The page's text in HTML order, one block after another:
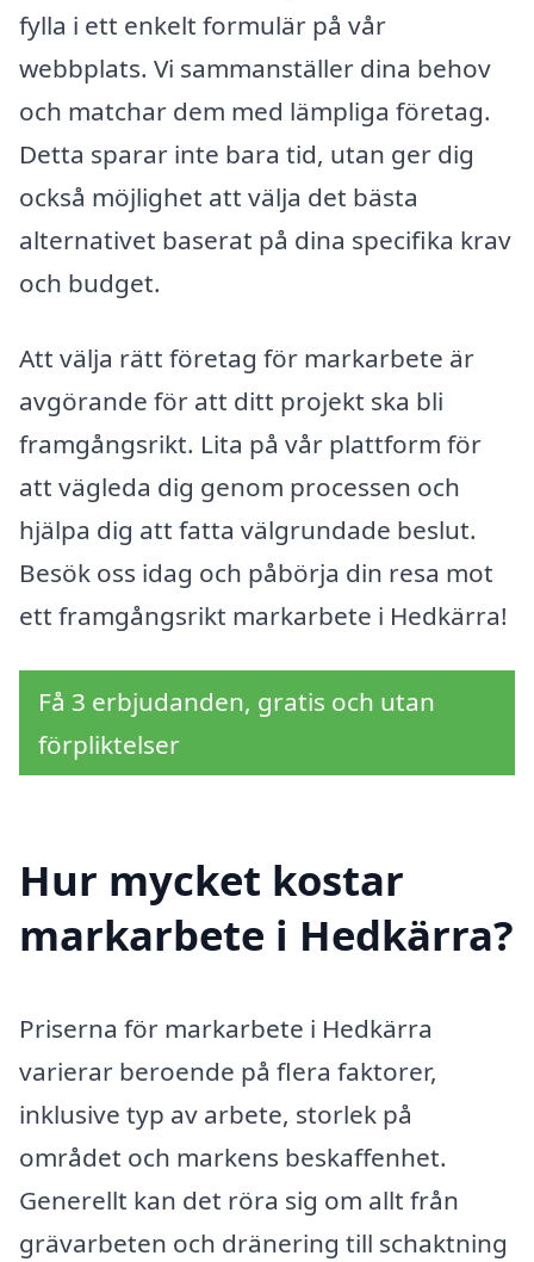
fylla i ett enkelt formulär på vår
webbplats. Vi sammanställer dina behov
och matchar dem med lämpliga företag.
Detta sparar inte bara tid, utan ger dig
också möjlighet att välja det bästa
alternativet baserat på dina specifika krav
och budget.
Att välja rätt företag för markarbete är
avgörande för att ditt projekt ska bli
framgångsrikt. Lita på vår plattform för
att vägleda dig genom processen och
hjälpa dig att fatta välgrundade beslut.
Besök oss idag och påbörja din resa mot
ett framgångsrikt markarbete i Hedkärra!
Få 3 erbjudanden, gratis och utan
förpliktelser
Hur mycket kostar
markarbete i Hedkärra?
Priserna för markarbete i Hedkärra
varierar beroende på flera faktorer,
inklusive typ av arbete, storlek på
området och markens beskaffenhet.
Generellt kan det röra sig om allt från
grävarbeten och dränering till schaktning